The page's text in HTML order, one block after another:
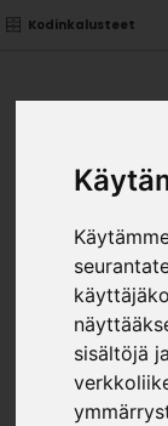
sisältöjä
Kodinkalusteet
PUOL.
taustalevyt
KOKO